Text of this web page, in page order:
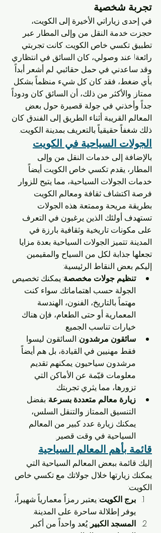
تجربة شخصية
في إحدى زياراتي الأخيرة إلى الكويت،
حجزت خدمة النقل من وإلى المطار عبر
تطبيق تكسي خاص الكويت. كانت تجربتي
رائعة! عند وصولي، كان السائق في انتظاري
وقد ساعدني في حمل حقائبي. لم أشعر أبداً
بأي ضغط، فقد كان كل شيء منظماً بشكل
ممتاز. والأكثر من ذلك، أن السائق كان ودوداً
جداً وأخذني في جولة قصيرة حول بعض
المعالم القريبة أثناء الطريق إلى الفندق. كان
ذلك شغفاً حقيقياً بالتعريف بمدينة الكويت.
الجولات السياحية في الكويت
بالإضافة إلى خدمات النقل من وإلى
المطار، يقدم تكسي خاص الكويت أيضاً
خدمات الجولات السياحية، مما يتيح للزوار
فرصة اكتشاف ثقافة ومعالم الكويت
بطريقة مريحة وممتعة. هذه الجولات
تستهدف أولئك الذين يرغبون في التعرف
على مكونات تاريخية وثقافية بارزة في
المدينة. تتميز الجولات السياحية بعدة مزايا
تجعلها جذابة لكل من السياح والمقيمين.
إليكم بعض النقاط الرئيسية:
تنظيم جولات مخصصة: يمكنك تخصيص
الجولة حسب اهتماماتك. سواء كنت
مهتماً بالتاريخ، الفنون، الهندسة
المعمارية أو حتى الطعام، فإن هناك
خيارات تناسب الجميع.
سائقون مرشدون: السائقون ليسوا
فقط مهنيين في القيادة، بل هم أيضاً
مرشدون سياحيون. يمكنهم تقديم
معلومات قيّمة عن الأماكن التي
تزورها، مما يثري تجربتك.
زيارة معالم متعددة بسرعة: بفضل
التنسيق الممتاز والتنقل السلس،
يمكنك زيارة عدد كبير من المعالم
السياحية في وقت قصير.
قائمة بأهم المعالم السياحية
إليك قائمة ببعض المعالم السياحية التي
يمكنك زيارتها خلال جولاتك مع تكسي خاص
الكويت:
برج الكويت: يعتبر رمزاً معمارياً شهيراً،
يوفر إطلالة ساحرة على المدينة.
المسجد الكبير: يُعد واحداً من أكبر